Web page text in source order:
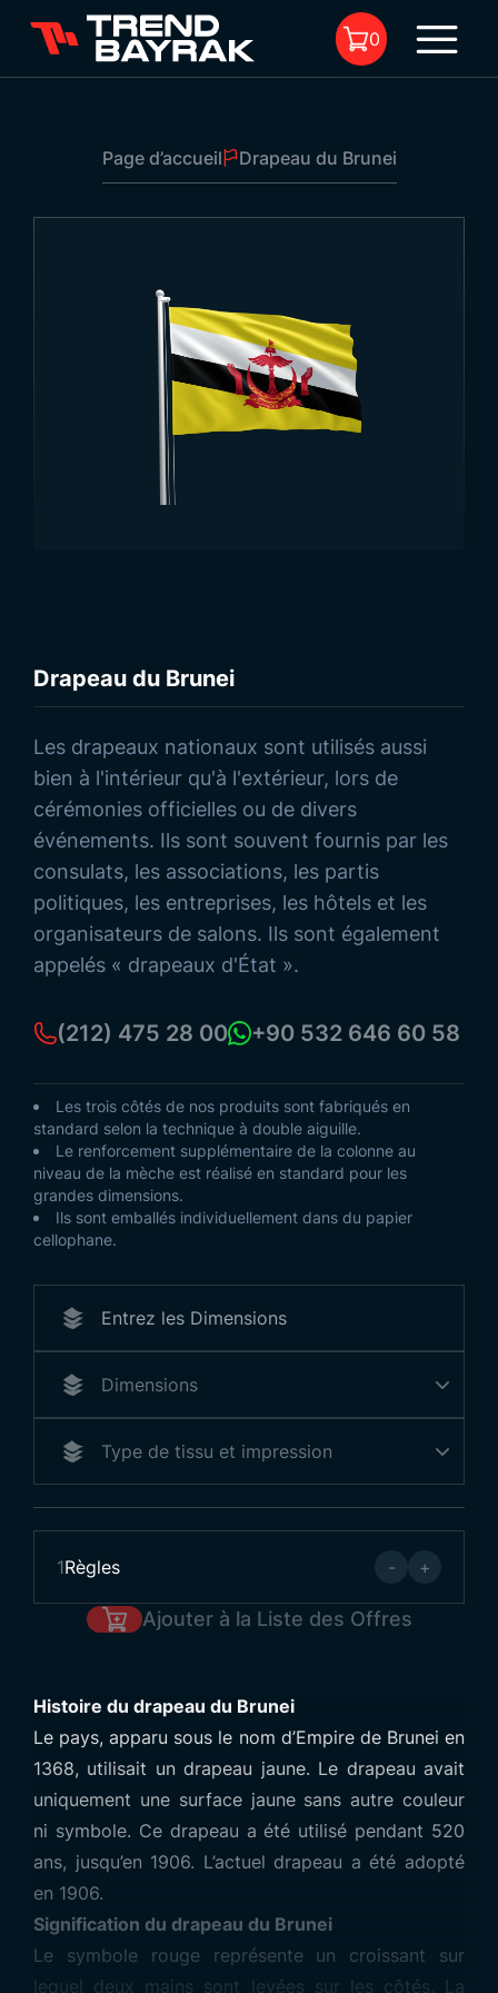
Drapeau du Brunei
Type de tissu et
impression:
0
Page d’accueil Drapeau du Brunei
Drapeau du Brunei
Les drapeaux nationaux sont utilisés aussi
bien à l'intérieur qu'à l'extérieur, lors de
cérémonies officielles ou de divers
événements. Ils sont souvent fournis par les
consulats, les associations, les partis
politiques, les entreprises, les hôtels et les
organisateurs de salons. Ils sont également
appelés « drapeaux d'État ».
(212) 475 28 00 +90 532 646 60 58
Les trois côtés de nos produits sont fabriqués en
standard selon la technique à double aiguille.
Le renforcement supplémentaire de la colonne au
niveau de la mèche est réalisé en standard pour les
grandes dimensions.
Ils sont emballés individuellement dans du papier
cellophane.
1Règles - +
Ajouter à la Liste des Offres
Histoire du drapeau du Brunei
Le pays, apparu sous le nom d’Empire de Brunei en
1368, utilisait un drapeau jaune. Le drapeau avait
uniquement une surface jaune sans autre couleur
ni symbole. Ce drapeau a été utilisé pendant 520
ans, jusqu’en 1906. L’actuel drapeau a été adopté
en 1906.
Signification du drapeau du Brunei
Le symbole rouge représente un croissant sur
lequel deux mains sont levées sur les côtés. La
panier.
Découvrez nos Produits